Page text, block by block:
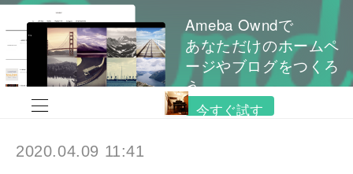
Ameba Owndで
あなただけのホームペ
ージやブログをつくろ
う
今すぐ試す
2020.04.09 11:41